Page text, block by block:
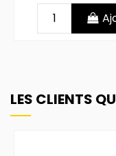
LES CLIENTS